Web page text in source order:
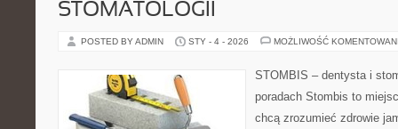
STOMATOLOGII
POSTED BY ADMIN STY - 4 - 2026 MOŻLIWOŚĆ
STOMBIS – dentysta i
poradach Stombis to
chcą zrozumieć zdrowie